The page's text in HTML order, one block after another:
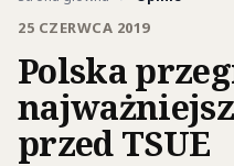
25 CZERWCA 2019
Polska
przed TSUE